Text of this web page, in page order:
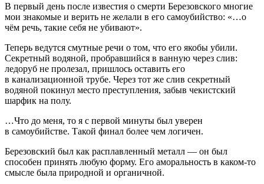
В первый день после известия о смерти Березовского многие
мои знакомые и верить не желали в его самоубийство: «…о
чём речь, такие себя не убивают».
Теперь ведутся смутные речи о том, что его якобы убили.
Секретный водяной, пробравшийся в ванную через слив:
ледоруб не пролезал, пришлось оставить его
в канализационной трубе. Через тот же слив секретный
водяной покинул место преступления, забыв чекистский
шарфик на полу.
…Что до меня, то я с первой минуты был уверен
в самоубийстве. Такой финал более чем логичен.
Березовский был как расплавленный металл — он был
способен принять любую форму. Его аморальность в каком-то
смысле была природной и органичной.